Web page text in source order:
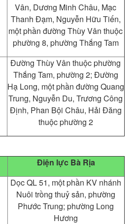
Vân, Dương Minh Châu, Mạc
Thanh Đạm, Nguyễn Hữu Tiến,
một phần đường Thùy Vân thuộc
phường 8, phường Thắng Tam
Đường Thùy Vân thuộc phường
Thắng Tam, phường 2; Đường
Hạ Long, một phần đường Quang
Trung, Nguyễn Du, Trương Công
Định, Phan Bội Châu, Hải Đăng
thuộc phường 2
Điện lực Bà Rịa
Dọc QL 51, một phần KV nhánh
Nuôi trồng thuỷ sản, phường
Phước Trung; phường Long
Hương